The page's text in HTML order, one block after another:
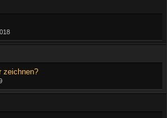
zeichnen?